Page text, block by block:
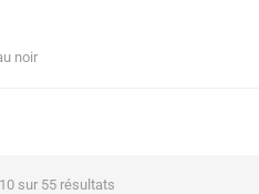
noir
sur 55 résultats